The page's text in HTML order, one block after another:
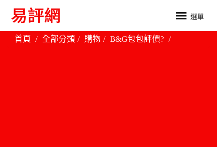
選單
首頁 全部分類 購物 B&G包包評價?